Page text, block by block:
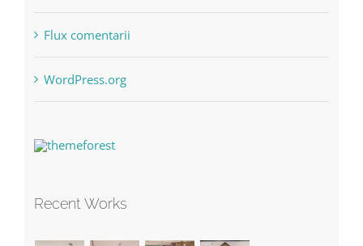
Flux comentarii
WordPress.org
Recent Works